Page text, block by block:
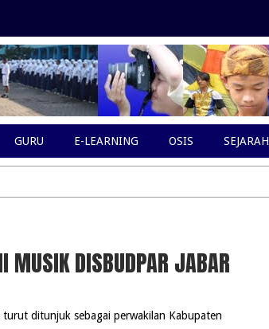
GURU E-LEARNING OSIS SEJARAH
MUSIK DISBUDPAR JABAR
ditunjuk sebagai perwakilan Kabupaten